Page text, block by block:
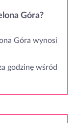
Góra?
Góra wynosi
godzinę wśród